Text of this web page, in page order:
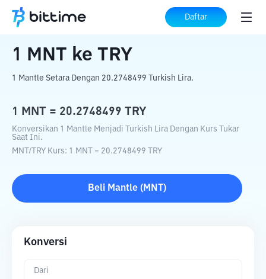
Daftar
Beranda Konverter Kripto ke TRY
1 MNT ke TRY
1 Mantle Setara Dengan 20.2748499 Turkish Lira.
1 MNT = 20.2748499 TRY
Konversikan 1 Mantle Menjadi Turkish Lira Dengan Kurs Tukar
Saat Ini.
MNT / TRY Kurs: 1 MNT = 20.2748499 TRY
Beli Mantle ( MNT )
Konversi
Dari